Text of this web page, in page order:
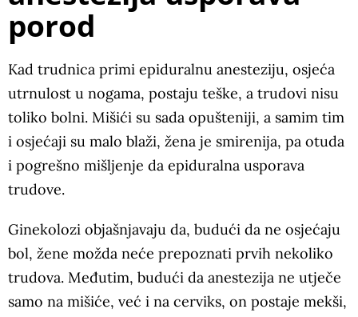
porod
Kad trudnica primi epiduralnu anesteziju, osjeća
utrnulost u nogama, postaju teške, a trudovi nisu
toliko bolni. Mišići su sada opušteniji, a samim tim
i osjećaji su malo blaži, žena je smirenija, pa otuda
i pogrešno mišljenje da epiduralna usporava
trudove.
Ginekolozi objašnjavaju da, budući da ne osjećaju
bol, žene možda neće prepoznati prvih nekoliko
trudova. Međutim, budući da anestezija ne utječe
samo na mišiće, već i na cerviks, on postaje mekši,